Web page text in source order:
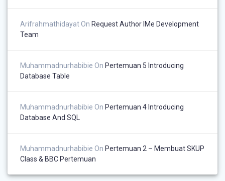
ArifrahmathidayatOn Request Author IMe Development
Team
Muhammadnurhabibie On Pertemuan 5 Introducing
Database Table
Muhammadnurhabibie On Pertemuan 4 Introducing
Database And SQL
Muhammadnurhabibie On Pertemuan 2 – Membuat SKUP
Class & BBC Pertemuan